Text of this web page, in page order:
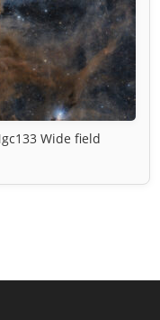
Wide field